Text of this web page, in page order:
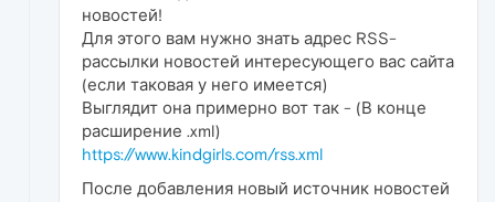
новостей!
Для этого вам нужно знать адрес RSS-
рассылки новостей интересующего вас сайта
(если таковая у него имеется)
Выглядит она примерно вот так - (В конце
расширение .xml)
https://www.kindgirls.com/rss.xml
После добавления новый источник новостей